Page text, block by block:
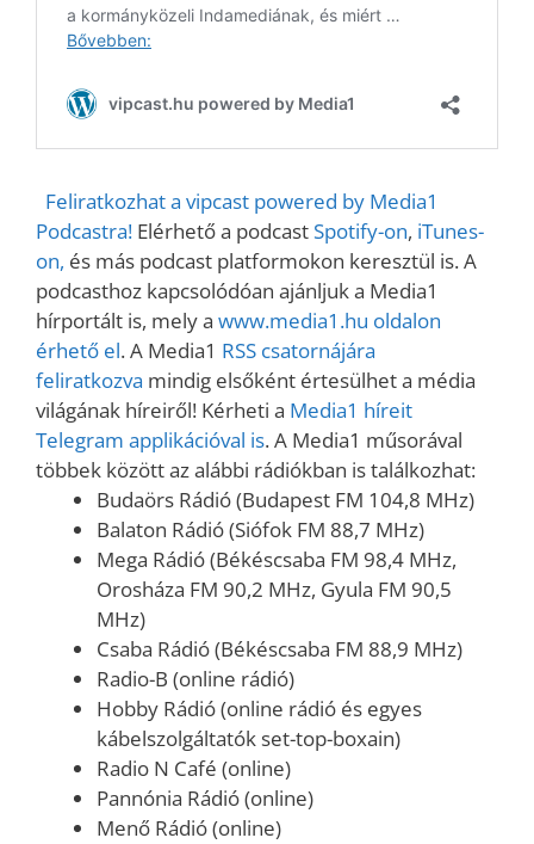
Feliratkozhat a vipcast powered by Media1
Podcastra! Elérhető a podcastSpotify-on, iTunes-
on, és más podcast platformokon keresztül is. A
podcasthoz kapcsolódóan ajánljuk a Media1
hírportált is, mely a www.media1.hu oldalon
érhető el. A Media1 RSS csatornájára
feliratkozva mindig elsőként értesülhet a média
világának híreiről! Kérheti a Media1 híreit
Telegram applikációval is. A Media1 műsorával
többek között az alábbi rádiókban is találkozhat:
Budaörs Rádió (Budapest FM 104,8 MHz)
Balaton Rádió (Siófok FM 88,7 MHz)
Mega Rádió (Békéscsaba FM 98,4 MHz,
Orosháza FM 90,2 MHz, Gyula FM 90,5
MHz)
Csaba Rádió (Békéscsaba FM 88,9 MHz)
Radio-B (online rádió)
Hobby Rádió (online rádió és egyes
kábelszolgáltatók set-top-boxain)
Radio N Café (online)
Pannónia Rádió (online)
Menő Rádió (online)